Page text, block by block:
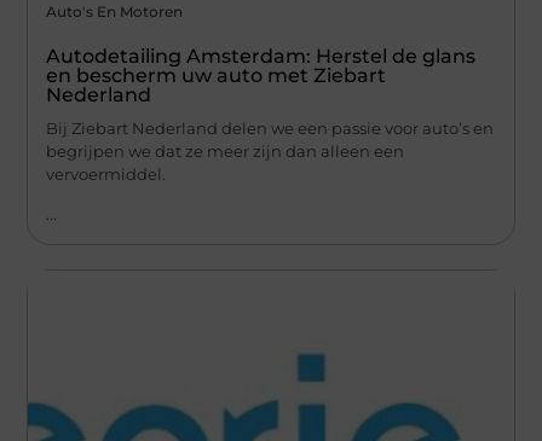
Auto's En Motoren
Autodetailing Amsterdam: Herstel de glans
en bescherm uw auto met Ziebart
Nederland
Bij Ziebart Nederland delen we een passie voor auto’s en
begrijpen we dat ze meer zijn dan alleen een
vervoermiddel.
...